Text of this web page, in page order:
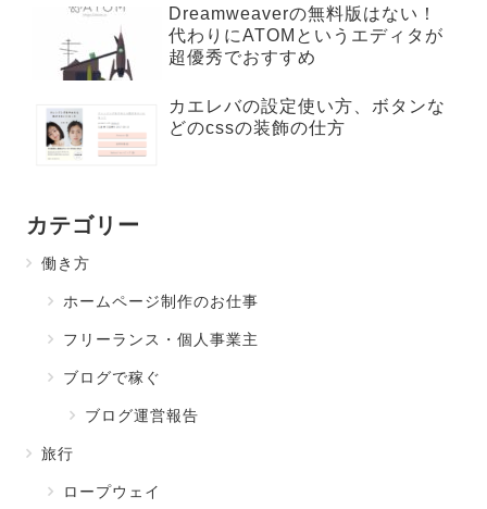
Dreamweaverの無料版はない！
代わりにATOMというエディタが
超優秀でおすすめ
カエレバの設定使い方、ボタンな
どのcssの装飾の仕方
カテゴリー
働き方
ホームページ制作のお仕事
フリーランス・個人事業主
ブログで稼ぐ
ブログ運営報告
旅行
ロープウェイ